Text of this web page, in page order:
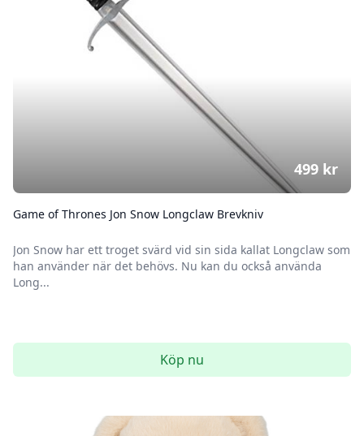
Game of Thrones Jon Snow Longclaw Brevkniv
Jon Snow har ett troget svärd vid sin sida kallat Longclaw som
han använder när det behövs. Nu kan du också använda
Long...
499 kr
Köp nu